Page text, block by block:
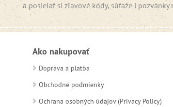
a posielať si zľavové kódy, súťaže i pozvánky
Ako nakupovať
Doprava a platba
Obchodné podmienky
Ochrana osobných údajov (Privacy Policy)